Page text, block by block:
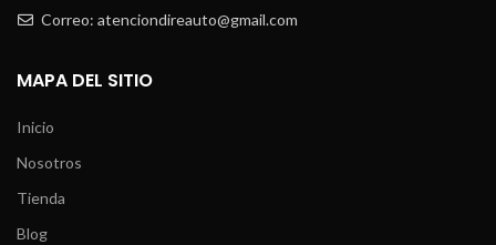
Correo: atenciondireauto@gmail.com
MAPA DEL SITIO
Inicio
Nosotros
Tienda
Blog